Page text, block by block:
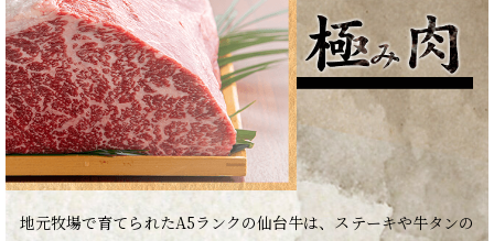
地元牧場で育てられたA5ランクの仙台牛は、ステーキや牛タンの